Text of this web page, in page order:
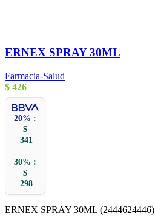
ERNEX SPRAY 30ML
Farmacia-Salud
$ 426
20% :
$
341
30% :
$
298
ERNEX SPRAY 30ML (2444624446)